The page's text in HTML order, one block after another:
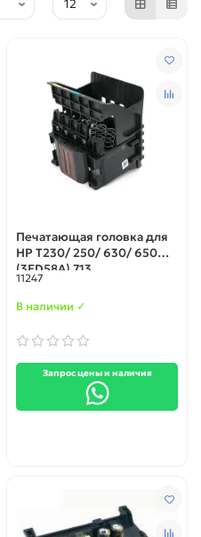
Печатающая головка для
HP T230/ 250/ 630/ 650
(3ED58A) 713
11247
В наличии ✓
Запрос цены и наличия